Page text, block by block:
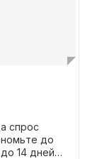
спрос
до
14 дней,